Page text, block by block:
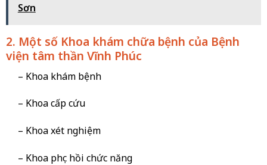
Sơn
2. Một số Khoa khám chữa bệnh của Bệnh
viện tâm thần Vĩnh Phúc
– Khoa khám bệnh
– Khoa cấp cứu
– Khoa xét nghiệm
– Khoa phục hồi chức năng